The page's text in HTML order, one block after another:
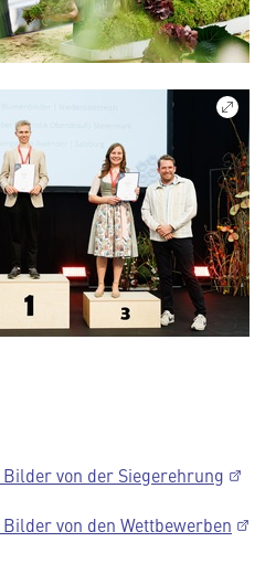
von der Siegerehrung
von den Wettbewerben